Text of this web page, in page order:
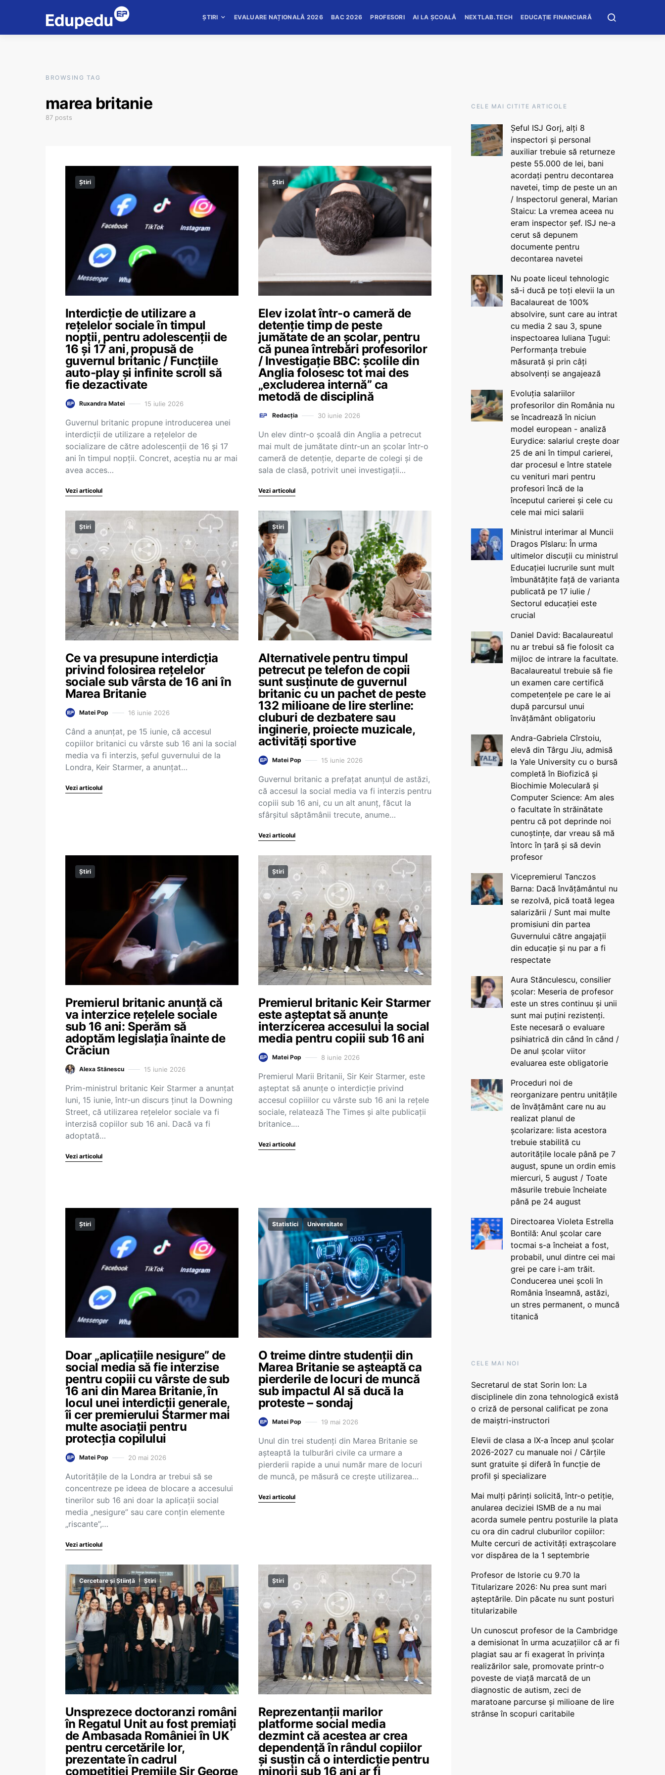
ȘTIRI EVALUARE NAȚIONALĂ 2026 BAC 2026 PROFESORI AI LA ȘCOALĂ NEXTLAB.TECH EDUCAȚIE FINANCIARĂ
BROWSING TAG
marea britanie
87 posts
Știri
Interdicție de utilizare a
rețelelor sociale în timpul
nopții, pentru adolescenții de
16 și 17 ani, propusă de
guvernul britanic / Funcțiile
auto-play și infinite scroll să
fie dezactivate
Ruxandra Matei 15 iulie 2026
Guvernul britanic propune introducerea unei
interdicții de utilizare a rețelelor de
socializare de către adolescenții de 16 și 17
ani în timpul nopții. Concret, aceștia nu ar mai
avea acces…
Vezi articolul
Știri
Elev izolat într-o cameră de
detenție timp de peste
jumătate de an școlar, pentru
că punea întrebări profesorilor
/ Investigație BBC: școlile din
Anglia folosesc tot mai des
„excluderea internă” ca
metodă de disciplină
Redacția 30 iunie 2026
Un elev dintr-o școală din Anglia a petrecut
mai mult de jumătate dintr-un an școlar într-o
cameră de detenție, departe de colegi și de
sala de clasă, potrivit unei investigații…
Vezi articolul
Știri
Ce va presupune interdicția
privind folosirea rețelelor
sociale sub vârsta de 16 ani în
Marea Britanie
Matei Pop 16 iunie 2026
Când a anunțat, pe 15 iunie, că accesul
copiilor britanici cu vârste sub 16 ani la social
media va fi interzis, șeful guvernului de la
Londra, Keir Starmer, a anunțat…
Vezi articolul
Știri
Alternativele pentru timpul
petrecut pe telefon de copii
sunt susținute de guvernul
britanic cu un pachet de peste
132 milioane de lire sterline:
cluburi de dezbatere sau
inginerie, proiecte muzicale,
activități sportive
Matei Pop 15 iunie 2026
Guvernul britanic a prefațat anunțul de astăzi,
că accesul la social media va fi interzis pentru
copiii sub 16 ani, cu un alt anunț, făcut la
sfârșitul săptămânii trecute, anume…
Vezi articolul
Știri
Premierul britanic anunță că
va interzice rețelele sociale
sub 16 ani: Sperăm să
adoptăm legislația înainte de
Crăciun
Alexa Stănescu 15 iunie 2026
Prim-ministrul britanic Keir Starmer a anunțat
luni, 15 iunie, într-un discurs ținut la Downing
Street, că utilizarea rețelelor sociale va fi
interzisă copiilor sub 16 ani. Dacă va fi
adoptată…
Vezi articolul
Știri
Premierul britanic Keir Starmer
este așteptat să anunțe
interzicerea accesului la social
media pentru copiii sub 16 ani
Matei Pop 8 iunie 2026
Premierul Marii Britanii, Sir Keir Starmer, este
așteptat să anunțe o interdicție privind
accesul copiiilor cu vârste sub 16 ani la rețele
sociale, relatează The Times și alte publicații
britanice.…
Vezi articolul
Știri
Doar „aplicațiile nesigure” de
social media să fie interzise
pentru copiii cu vârste de sub
16 ani din Marea Britanie, în
locul unei interdicții generale,
îi cer premierului Starmer mai
multe asociații pentru
protecția copilului
Matei Pop 20 mai 2026
Autoritățile de la Londra ar trebui să se
concentreze pe ideea de blocare a accesului
tinerilor sub 16 ani doar la aplicații social
media „nesigure” sau care conțin elemente
„riscante”,…
Vezi articolul
Statistici Universitate
O treime dintre studenții din
Marea Britanie se așteaptă ca
pierderile de locuri de muncă
sub impactul AI să ducă la
proteste – sondaj
Matei Pop 19 mai 2026
Unul din trei studenți din Marea Britanie se
așteaptă la tulburări civile ca urmare a
pierderii rapide a unui număr mare de locuri
de muncă, pe măsură ce crește utilizarea…
Vezi articolul
Cercetare și Știință Știri
Unsprezece doctoranzi români
în Regatul Unit au fost premiați
de Ambasada României în UK
pentru cercetările lor,
prezentate în cadrul
competiției Premiile Sir George
Știri
Reprezentanții marilor
platforme social media
dezmint că acestea ar crea
dependență în rândul copiilor
și susțin că o interdicție pentru
minorii sub 16 ani ar fi
CELE MAI CITITE ARTICOLE
Șeful ISJ Gorj, alți 8
inspectori și personal
auxiliar trebuie să returneze
peste 55.000 de lei, bani
acordați pentru decontarea
navetei, timp de peste un an
/ Inspectorul general, Marian
Staicu: La vremea aceea nu
eram inspector șef. ISJ ne-a
cerut să depunem
documente pentru
decontarea navetei
Nu poate liceul tehnologic
să-i ducă pe toți elevii la un
Bacalaureat de 100%
absolvire, sunt care au intrat
cu media 2 sau 3, spune
inspectoarea Iuliana Țugui:
Performanța trebuie
măsurată și prin câți
absolvenți se angajează
Evoluția salariilor
profesorilor din România nu
se încadrează în niciun
model european - analiză
Eurydice: salariul crește doar
25 de ani în timpul carierei,
dar procesul e între statele
cu venituri mari pentru
profesori încă de la
începutul carierei și cele cu
cele mai mici salarii
Ministrul interimar al Muncii
Dragos Pîslaru: În urma
ultimelor discuții cu ministrul
Educației lucrurile sunt mult
îmbunătățite față de varianta
publicată pe 17 iulie /
Sectorul educației este
crucial
Daniel David: Bacalaureatul
nu ar trebui să fie folosit ca
mijloc de intrare la facultate.
Bacalaureatul trebuie să fie
un examen care certifică
competențele pe care le ai
după parcursul unui
învățământ obligatoriu
Andra-Gabriela Cîrstoiu,
elevă din Târgu Jiu, admisă
la Yale University cu o bursă
completă în Biofizică și
Biochimie Moleculară și
Computer Science: Am ales
o facultate în străinătate
pentru că pot deprinde noi
cunoștințe, dar vreau să mă
întorc în țară și să devin
profesor
Vicepremierul Tanczos
Barna: Dacă învățământul nu
se rezolvă, pică toată legea
salarizării / Sunt mai multe
promisiuni din partea
Guvernului către angajații
din educație și nu par a fi
respectate
Aura Stănculescu, consilier
școlar: Meseria de profesor
este un stres continuu și unii
sunt mai puțini rezistenți.
Este necesară o evaluare
psihiatrică din când în când /
De anul școlar viitor
evaluarea este obligatorie
Proceduri noi de
reorganizare pentru unitățile
de învățământ care nu au
realizat planul de
școlarizare: lista acestora
trebuie stabilită cu
autoritățile locale până pe 7
august, spune un ordin emis
miercuri, 5 august / Toate
măsurile trebuie încheiate
până pe 24 august
Directoarea Violeta Estrella
Bontilă: Anul școlar care
tocmai s-a încheiat a fost,
probabil, unul dintre cei mai
grei pe care i-am trăit.
Conducerea unei școli în
România înseamnă, astăzi,
un stres permanent, o muncă
titanică
CELE MAI NOI
Secretarul de stat Sorin Ion: La
disciplinele din zona tehnologică există
o criză de personal calificat pe zona
de maiștri-instructori
Elevii de clasa a IX-a încep anul școlar
2026-2027 cu manuale noi / Cărțile
sunt gratuite și diferă în funcție de
profil și specializare
Mai mulți părinți solicită, într-o petiție,
anularea deciziei ISMB de a nu mai
acorda sumele pentru posturile la plata
cu ora din cadrul cluburilor copiilor:
Multe cercuri de activități extrașcolare
vor dispărea de la 1 septembrie
Profesor de Istorie cu 9.70 la
Titularizare 2026: Nu prea sunt mari
așteptările. Din păcate nu sunt posturi
titularizabile
Un cunoscut profesor de la Cambridge
a demisionat în urma acuzațiilor că ar fi
plagiat sau ar fi exagerat în privința
realizărilor sale, promovate printr-o
poveste de viață marcată de un
diagnostic de autism, zeci de
maratoane parcurse și milioane de lire
strânse în scopuri caritabile